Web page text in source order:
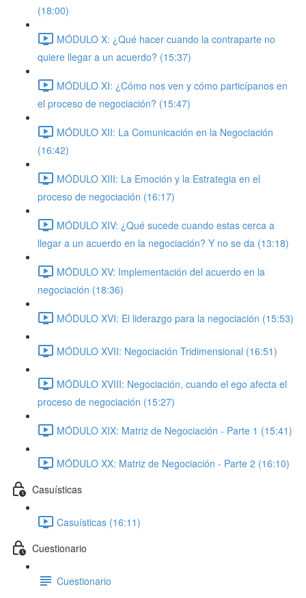
(18:00)
MÓDULO X: ¿Qué hacer cuando la contraparte no
quiere llegar a un acuerdo? (15:37)
MÓDULO XI: ¿Cómo nos ven y cómo particípanos en
el proceso de negociación? (15:47)
MÓDULO XII: La Comunicación en la Negociación
(16:42)
MÓDULO XIII: La Emoción y la Estrategia en el
proceso de negociación (16:17)
MÓDULO XIV: ¿Qué sucede cuando estas cerca a
llegar a un acuerdo en la negociación? Y no se da (13:18)
MÓDULO XV: Implementación del acuerdo en la
negociación (18:36)
MÓDULO XVI: El liderazgo para la negociación (15:53)
MÓDULO XVII: Negociación Tridimensional (16:51)
MÓDULO XVIII: Negociación, cuando el ego afecta el
proceso de negociación (15:27)
MÓDULO XIX: Matriz de Negociación - Parte 1 (15:41)
MÓDULO XX: Matriz de Negociación - Parte 2 (16:10)
Casuísticas
Casuísticas (16:11)
Cuestionario
Cuestionario